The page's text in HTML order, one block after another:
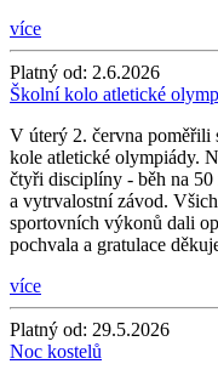
více
Platný od: 2.6.2026
Školní kolo atletické
V úterý 2. června poměřili
kole atletické olympiády.
čtyři disciplíny - běh na
a vytrvalostní závod.
sportovních výkonů dali
pochvala a gratulace
více
Platný od: 29.5.2026
Noc kostelů